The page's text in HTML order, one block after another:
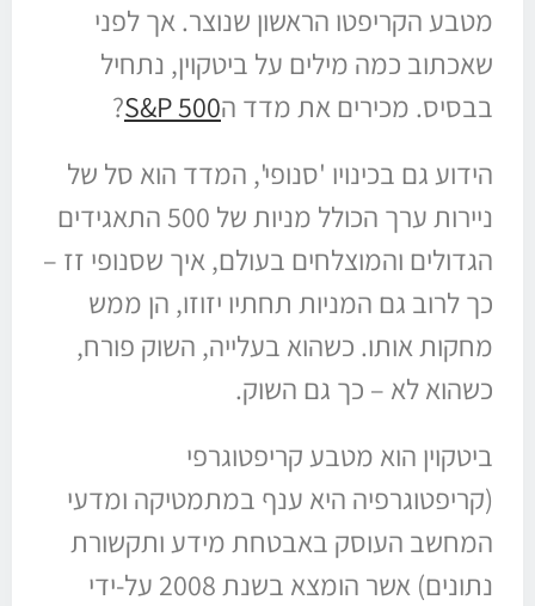
מטבע הקריפטו הראשון שנוצר. אך לפני
שאכתוב כמה מילים על ביטקוין, נתחיל
בבסיס. מכירים את מדד הS&P 500
?
הידוע גם בכינויו 'סנופי', המדד הוא סל של
ניירות ערך הכולל מניות של 500 התאגידים
הגדולים והמוצלחים בעולם, איך שסנופי זז –
כך לרוב גם המניות תחתיו יזוזו, הן ממש
מחקות אותו. כשהוא בעלייה, השוק פורח,
כשהוא לא – כך גם השוק.
ביטקוין הוא מטבע קריפטוגרפי
(קריפטוגרפיה היא ענף במתמטיקה ומדעי
המחשב העוסק באבטחת מידע ותקשורת
נתונים) אשר הומצא בשנת 2008 על-ידי